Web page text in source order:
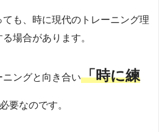
も、時に現代のトレーニング理
場合があります。
ングと向き合い「時に練
要なのです。